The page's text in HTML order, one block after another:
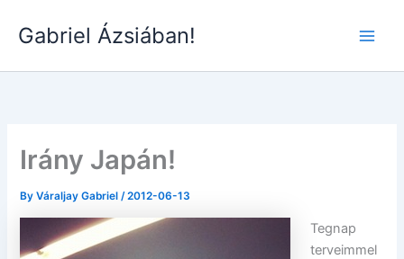
Gabriel Ázsiában!
Irány Japán!
ByVáraljay Gabriel/2012-06-13
Tegnap
terveimmel